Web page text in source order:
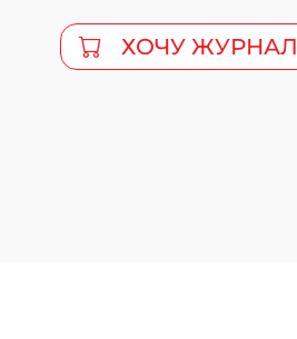
ХОЧУ ЖУРНАЛ